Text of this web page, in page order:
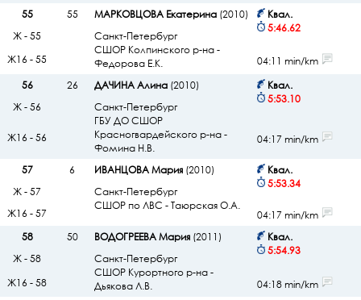
55
55 МАРКОВЦОВА Екатерина(2010)
Санкт-Петербург
СШОР Колпинского р-на -
Федорова Е.К.
Квал.
5:46.62
Ж - 55
Ж16 - 55
04:11 min/km
56
26 ДАЧИНА Алина(2010)
Санкт-Петербург
ГБУ ДО СШОР
Красногвардейского р-на -
Фомина Н.В.
Квал.
5:53.10
Ж - 56
Ж16 - 56 04:17 min/km
57 6 ИВАНЦОВА Мария(2010)
Санкт-Петербург
СШОР по ЛВС - Таюрская О.А.
Квал.
5:53.34
Ж - 57
Ж16 - 57
04:17 min/km
58
50 ВОДОГРЕЕВА Мария(2011)
Санкт-Петербург
СШОР Курортного р-на -
Дьякова Л.В.
Квал.
5:54.93
Ж - 58
Ж16 - 58
04:18 min/km